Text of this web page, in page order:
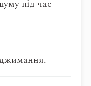
під час